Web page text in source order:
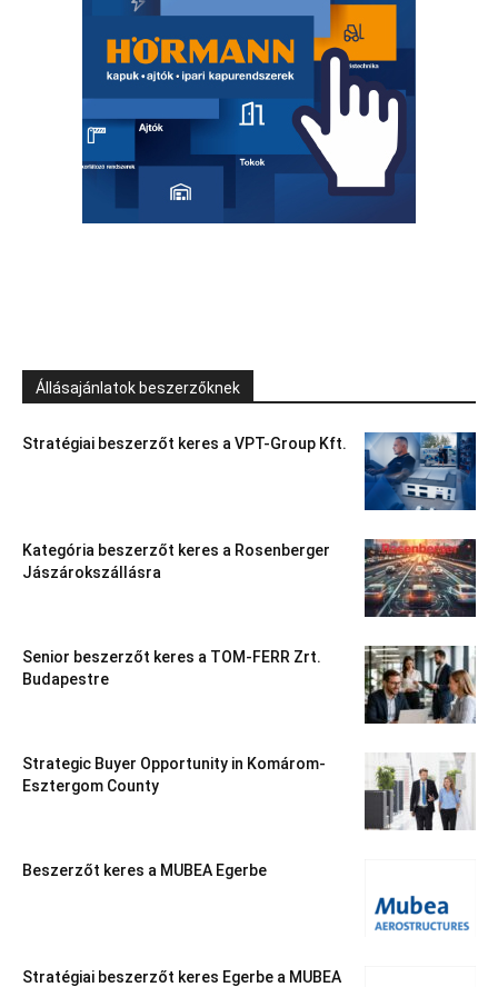
Állásajánlatok beszerzőknek
Stratégiai beszerzőt keres a VPT-Group Kft.
Kategória beszerzőt keres a Rosenberger
Jászárokszállásra
Senior beszerzőt keres a TOM-FERR Zrt.
Budapestre
Strategic Buyer Opportunity in Komárom-
Esztergom County
Beszerzőt keres a MUBEA Egerbe
Stratégiai beszerzőt keres Egerbe a MUBEA